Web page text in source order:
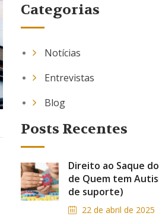
Categorias
Notícias
Entrevistas
Blog
Posts Recentes
Direito ao Saque
de Quem tem
de suporte)
22 de abril de 2025